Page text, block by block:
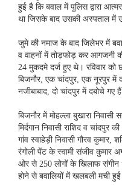
हुई है कि बवाल में पुलिस द्वारा
था जिसके बाद उसकी अस्पताल में
जुमे की नमाज के बाद जिलेभर में
व वाहनों में तोड़फोड़ कर आगजनी
24 मुकदमे दर्ज हुए थे। रविवार
बिजनौर, एक चांदपुर, एक नूरपुर में
नजीबाबाद, दो चांदपुर में दबोचे गए
बिजनौर में मोहल्ला बुखारा निवासी
मिर्दगान निवासी राशिद व चांदपुर
गांव स्वाहेड़ी निवासी गौरव कुमार,
रंगोली पेंट के स्वामी संजीव कुमार
ओर से 250 लोगों के खिलाफ संगीन
होने से बवालियों में खलबली मची